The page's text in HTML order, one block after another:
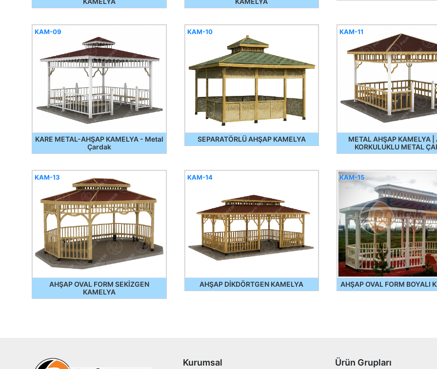
KARE METAL-AHŞAP KAMELYA - Metal
Çardak
KAM-09
SEPARATÖRLÜ AHŞAP KAMELYA
KAM-10
METAL AHŞAP KAMELYA |
KORKULUKLU METAL
KAM-11
AHŞAP OVAL FORM SEKİZGEN
KAMELYA
KAM-13
AHŞAP DİKDÖRTGEN KAMELYA
KAM-14
AHŞAP OVAL FORM BOYALI
KAM-15
Kurumsal Ürün Grupları